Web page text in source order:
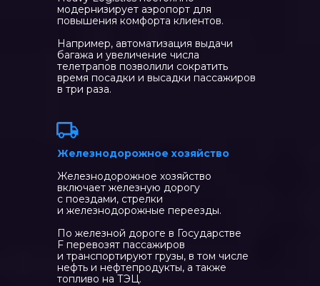
Железнодорожное хозяйство
модернизирует аэропорт для
повышения комфорта клиентов.
Например, автоматизация выдачи
багажа и увеличение числа
телетрапов позволили сократить
время посадки и высадки пассажиров
в три раза.
Железнодорожное хозяйство
включает железную дорогу
с поездами, стрелки
и железнодорожные переезды.
По железной дороге в Государстве
F перевозят пассажиров
и транспортируют грузы, в том числе
нефть и нефтепродукты, а также
топливо на ТЭЦ.